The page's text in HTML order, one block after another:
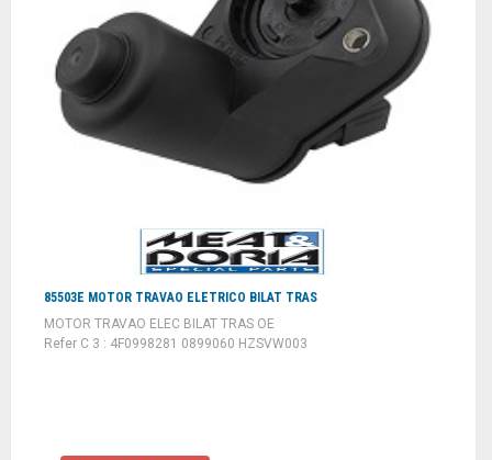
85503E MOTOR TRAVAO ELETRICO BILAT TRAS
MOTOR TRAVAO ELEC BILAT TRAS OE
Refer C 3 : 4F0998281 0899060 HZSVW003